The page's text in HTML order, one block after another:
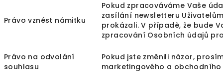
Právo vznést námitku
Pokud zpracováváme Vaše
zasílání newsletteru
prokázali. V případě, že bude
zpracování Osobních údajů
Právo na odvolání
souhlasu
Pokud jste změnili názor,
marketingového a